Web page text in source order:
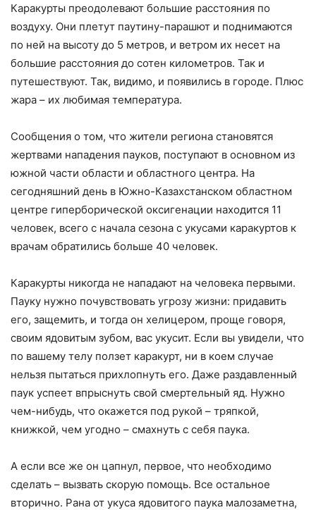
Каракурты преодолевают большие расстояния по
воздуху. Они плетут паутину-парашют и поднимаются
по ней на высоту до 5 метров, и ветром их несет на
большие расстояния до сотен километров. Так и
путешествуют. Так, видимо, и появились в городе. Плюс
жара – их любимая температура.
Сообщения о том, что жители региона становятся
жертвами нападения пауков, поступают в основном из
южной части области и областного центра. На
сегодняшний день в Южно-Казахстанском областном
центре гиперборической оксигенации находится 11
человек, всего с начала сезона с укусами каракуртов к
врачам обратились больше 40 человек.
Каракурты никогда не нападают на человека первыми.
Пауку нужно почувствовать угрозу жизни: придавить
его, защемить, и тогда он хелицером, проще говоря,
своим ядовитым зубом, вас укусит. Если вы увидели, что
по вашему телу ползет каракурт, ни в коем случае
нельзя пытаться прихлопнуть его. Даже раздавленный
паук успеет впрыснуть свой смертельный яд. Нужно
чем-нибудь, что окажется под рукой – тряпкой,
книжкой, чем угодно – смахнуть с себя паука.
А если все же он цапнул, первое, что необходимо
сделать – вызвать скорую помощь. Все остальное
вторично. Рана от укуса ядовитого паука малозаметна,